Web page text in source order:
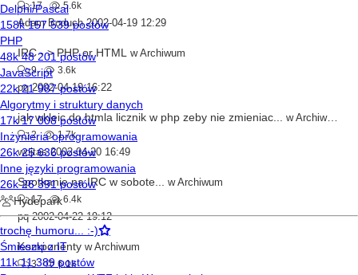
17 5.6k
Adam Boduch 2002-04-19 12:29
IRC - > PHP or HTML wArchiwum
9 3.6k
pq 2002-04-19 16:22
jak wkleic do htmla licznik w php zeby nie zmieniac... wArchiwum
2 1.7k
wojtas 2002-04-20 16:49
Spotkanie na IRC w sobote... wArchiwum
17 6.4k
pq 2002-04-22 19:12
Komponenty wArchiwum
3 6.1k